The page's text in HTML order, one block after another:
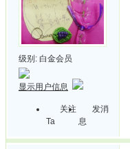
级别: 白金会员
显示用户信息
关注
Ta
发消
息